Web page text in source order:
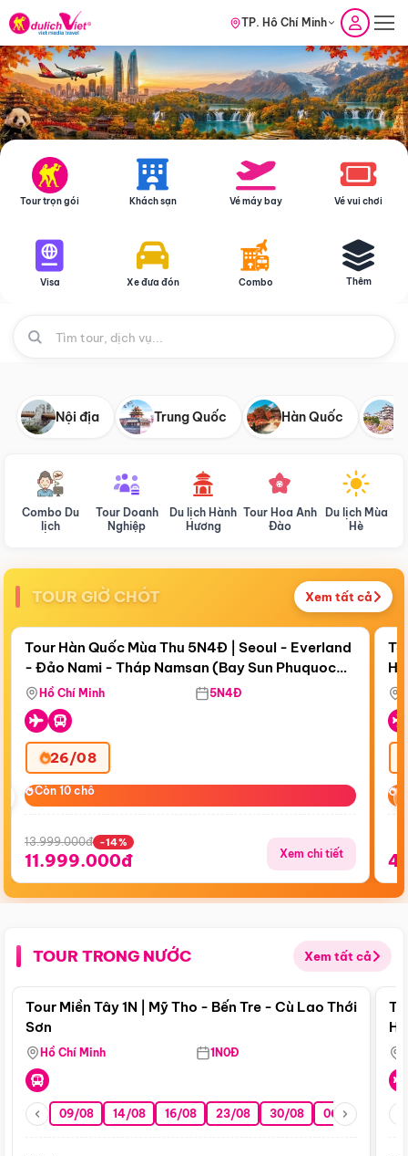
TP. Hồ Chí Minh
Tour trọn gói Khách sạn Vé máy bay Vé vui chơi
Visa Xe đưa đón Combo Thêm
Nội địa Trung Quốc Hàn Quốc
Combo Du
lịch
Tour Doanh
Nghiệp
Du lịch Hành
Hương
Tour Hoa Anh
Đào
Du lịch Mùa
Hè
TOUR GIỜ CHÓT Xem tất cả
Còn19 ngày 07:06:33
Điểm nổi bật
Tour Hàn Quốc Mùa Thu 5N4Đ | Seoul - Everland
- Đảo Nami - Tháp Namsan (Bay Sun Phuquoc
Airways)
Hồ Chí Minh 5N4Đ
26/08
Còn 10 chỗ
Còn 10 chỗ
13.999.000đ -14%
11.999.000đ Xem chi tiết
TOUR TRONG NƯỚC Xem tất cả
Điểm nổi bật
Tour Miền Tây 1N | Mỹ Tho - Bến Tre - Cù Lao Thới
Sơn
Hồ Chí Minh 1N0Đ
09/08 14/08 16/08 23/08 30/08 06/09 13/09